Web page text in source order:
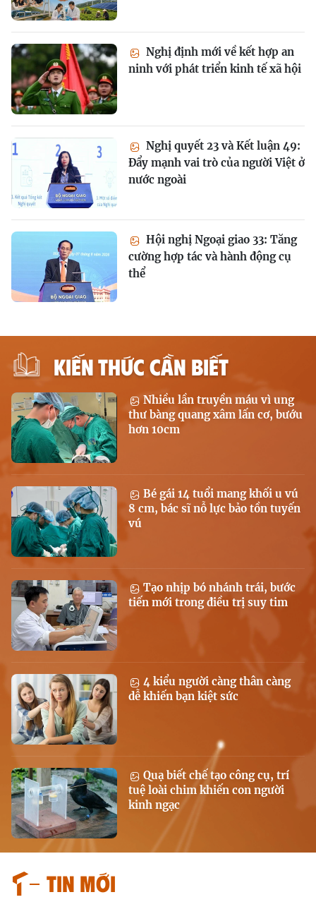
Nghị định mới về kết hợp an
ninh với phát triển kinh tế xã hội
Nghị quyết 23 và Kết luận 49:
Đẩy mạnh vai trò của người Việt ở
nước ngoài
Hội nghị Ngoại giao 33: Tăng
cường hợp tác và hành động cụ
thể
KIẾN THỨC CẦN BIẾT
Nhiều lần truyền máu vì ung
thư bàng quang xâm lấn cơ, bướu
hơn 10cm
Bé gái 14 tuổi mang khối u vú
8 cm, bác sĩ nỗ lực bảo tồn tuyến
vú
Tạo nhịp bó nhánh trái, bước
tiến mới trong điều trị suy tim
4 kiểu người càng thân càng
dễ khiến bạn kiệt sức
Quạ biết chế tạo công cụ, trí
tuệ loài chim khiến con người
kinh ngạc
Tin mới